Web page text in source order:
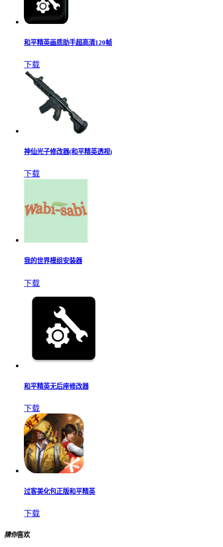
和平精英画质助手超高清120帧
下载
神仙光子修改器(和平精英透视)
下载
我的世界模组安装器
下载
和平精英无后座修改器
下载
过客美化包正版和平精英
下载
猜你喜欢